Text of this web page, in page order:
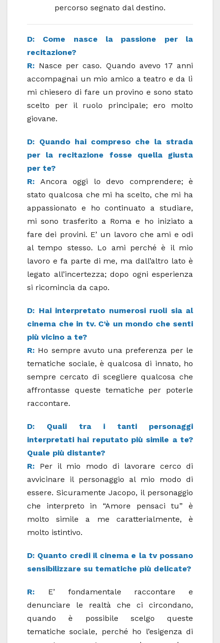
percorso segnato dal destino.
D: Come nasce la passione per la
recitazione?
R: Nasce per caso. Quando avevo 17 anni
accompagnai un mio amico a teatro e da lì
mi chiesero di fare un provino e sono stato
scelto per il ruolo principale; ero molto
giovane.
D: Quando hai compreso che la strada
per la recitazione fosse quella giusta
per te?
R: Ancora oggi lo devo comprendere; è
stato qualcosa che mi ha scelto, che mi ha
appassionato e ho continuato a studiare,
mi sono trasferito a Roma e ho iniziato a
fare dei provini. E’ un lavoro che ami e odi
al tempo stesso. Lo ami perché è il mio
lavoro e fa parte di me, ma dall’altro lato è
legato all’incertezza; dopo ogni esperienza
si ricomincia da capo.
D: Hai interpretato numerosi ruoli sia al
cinema che in tv. C’è un mondo che senti
più vicino a te?
R: Ho sempre avuto una preferenza per le
tematiche sociale, è qualcosa di innato, ho
sempre cercato di scegliere qualcosa che
affrontasse queste tematiche per poterle
raccontare.
D: Quali tra i tanti personaggi
interpretati hai reputato più simile a te?
Quale più distante?
R:
Per il mio modo di lavorare cerco di
avvicinare il personaggio al mio modo di
essere. Sicuramente Jacopo, il personaggio
che interpreto in “Amore pensaci tu” è
molto simile a me caratterialmente, è
molto istintivo.
D: Quanto credi il cinema e la tv possano
sensibilizzare su tematiche più delicate?
R: E’ fondamentale raccontare e
denunciare le realtà che ci circondano,
quando è possibile scelgo queste
tematiche sociale, perché ho l’esigenza di